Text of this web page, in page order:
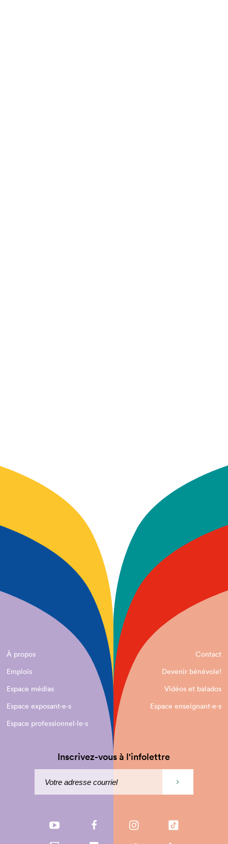
À propos
Contact
Emplois
Devenir bénévole!
Espace médias
Vidéos et balados
Espace exposant·e⋅s
Espace enseignant·e⋅s
Espace professionnel·le⋅s
Inscrivez-vous à l'infolettre